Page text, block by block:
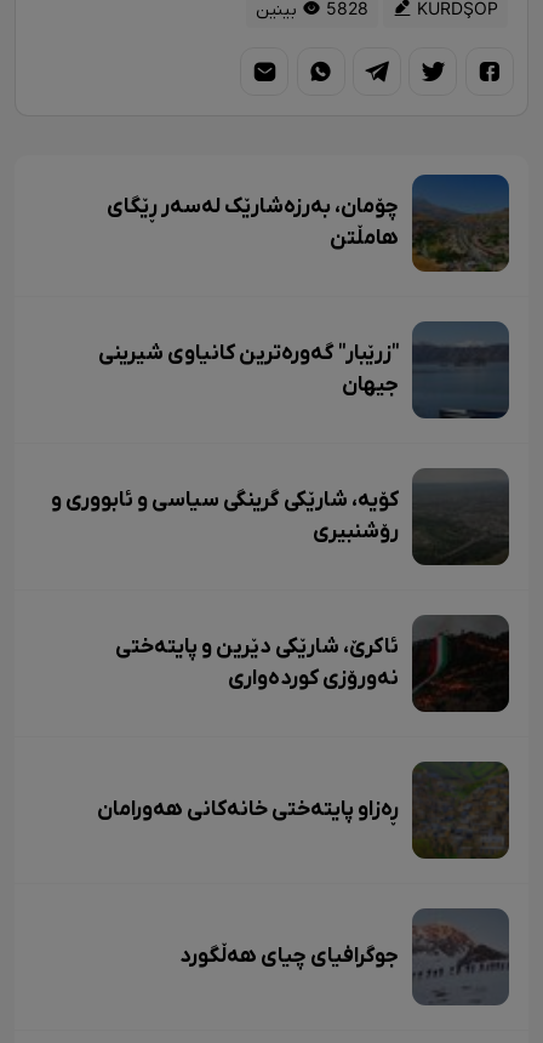
KURDŞOP 5828 بینین
چۆمان، بەرزەشارێک لەسەر ڕێگای
هامڵتن
"زرێبار" گەورەترین کانیاوی شیرینی
جیهان
کۆیە، شارێکی گرینگی سیاسی و ئابووری و
رۆشنبیری
ئاکرێ، شارێکی دێرین و پایتەختی
نەورۆزی کوردەواری
ڕەزاو پایتەختی خانەکانی هەورامان
جوگرافیای چیای هەڵگورد